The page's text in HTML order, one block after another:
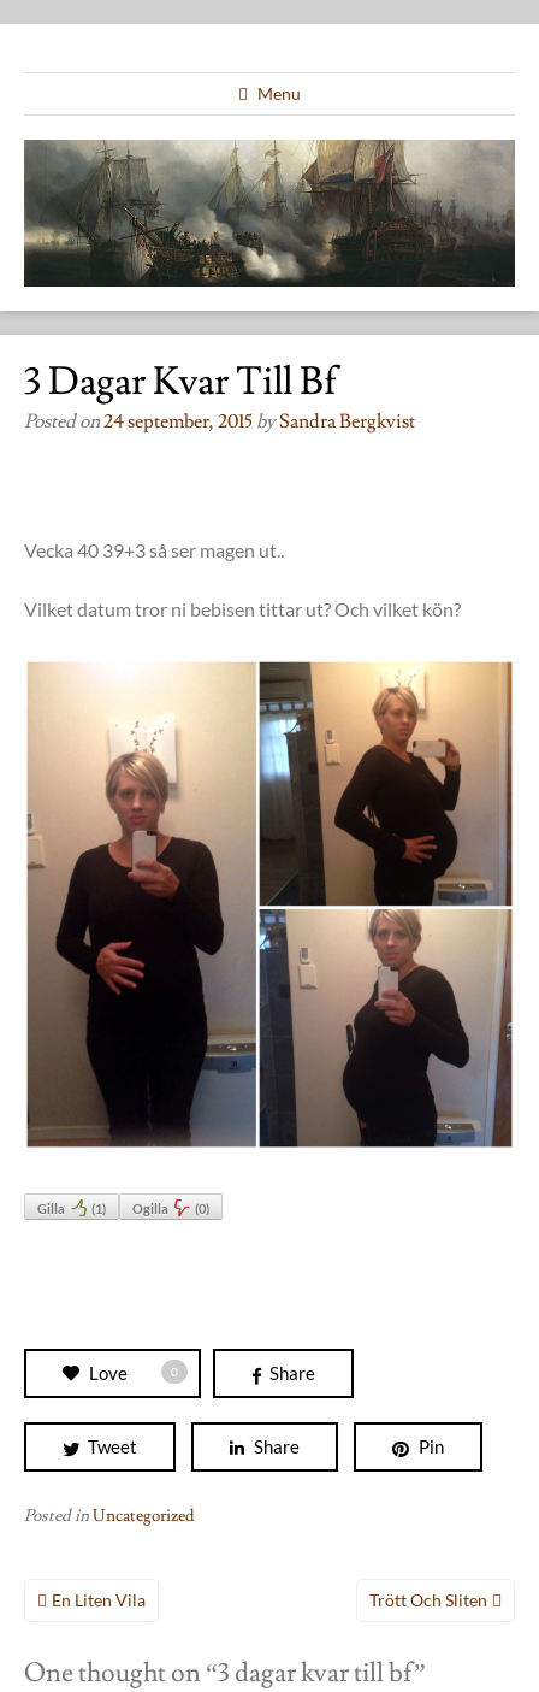
Menu
3 Dagar Kvar Till Bf
Posted on24 september, 2015 bySandra Bergkvist
Vecka 40 39+3 så ser magen ut..
Vilket datum tror ni bebisen tittar ut? Och vilket kön?
Gilla (1) Ogilla (0)
Love 0 Share
Tweet Share Pin
Posted inUncategorized
Inläggsnavigering
En Liten Vila Trött Och Sliten
One thought on “3 dagar kvar till bf”